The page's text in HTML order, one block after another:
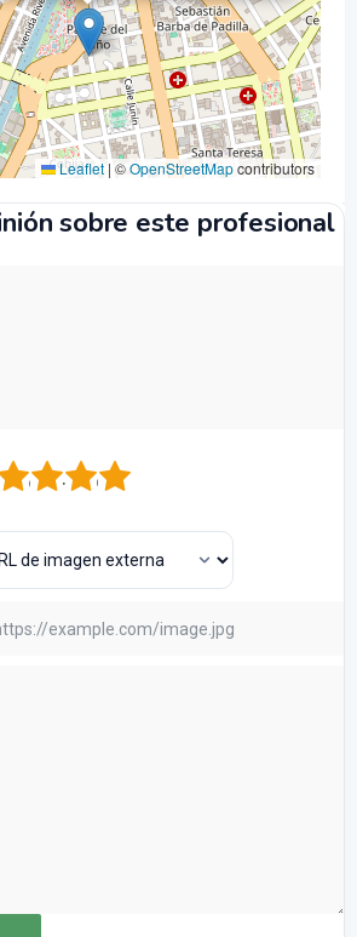
Leaflet | ©OpenStreetMapcontributors
sobre este profesional
5
4
3